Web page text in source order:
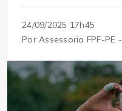
24/09/2025 17h45
Por Assessoria FPF-PE -